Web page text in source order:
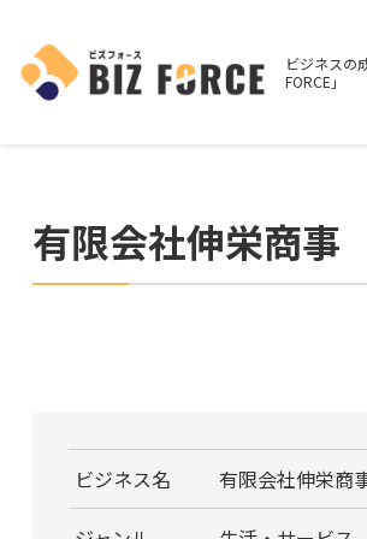
ビジネスの
FORCE」
有限会社伸栄商事
ビジネス名 有限会社伸栄商